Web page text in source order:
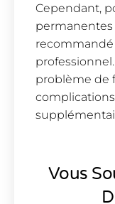
Cependant,
permanentes
problème de
Vous